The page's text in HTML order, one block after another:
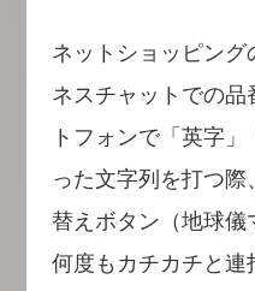
ネットショッピン
ネスチャットでの
トフォンで「英字
った文字列を打つ際
替えボタン（地球儀
何度もカチカチと連